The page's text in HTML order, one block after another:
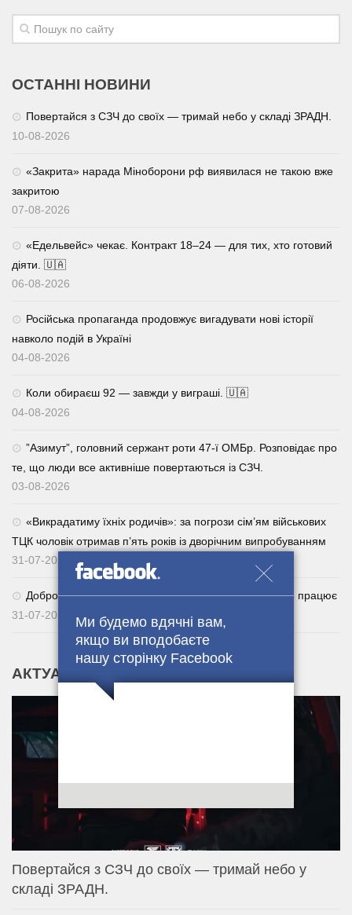
Ми будемо вдячні вам,
якщо ви вподобаєте
нашу сторінку Facebook
ОСТАННІ НОВИНИ
Повертайся з СЗЧ до своїх — тримай небо у складі ЗРАДН.
10-08-2026
«Закрита» нарада Міноборони рф виявилася не такою вже
закритою
07-08-2026
«Едельвейс» чекає. Контракт 18–24 — для тих, хто готовий
діяти. 🇺🇦
06-08-2026
Російська пропаганда продовжує вигадувати нові історії
навколо подій в Україні
04-08-2026
Коли обираєш 92 — завжди у виграші. 🇺🇦
04-08-2026
⁨”Азимут”, головний сержант роти 47-ї ОМБр. Розповідає про
те, що люди все активніше повертаються із СЗЧ.
03-08-2026
«Викрадатиму їхніх родичів»: за погрози сім’ям військових
ТЦК чоловік отримав п’ять років із дворічним випробуванням
31-07-2026
Добровільне повернення із СЗЧ через Армія+: як це працює
31-07-2026
АКТУАЛЬНІ НОВИНИ
Повертайся з СЗЧ до своїх — тримай небо у
складі ЗРАДН.